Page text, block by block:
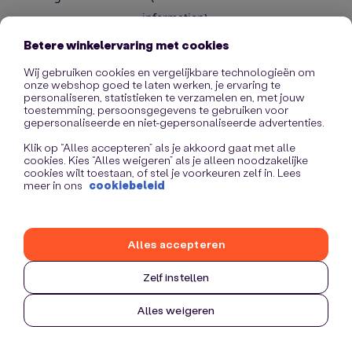
information).
Betere winkelervaring met cookies
Wij gebruiken cookies en vergelijkbare technologieën om
onze webshop goed te laten werken, je ervaring te
personaliseren, statistieken te verzamelen en, met jouw
toestemming, persoonsgegevens te gebruiken voor
gepersonaliseerde en niet-gepersonaliseerde advertenties.
Klik op “Alles accepteren” als je akkoord gaat met alle
cookies. Kies “Alles weigeren” als je alleen noodzakelijke
cookies wilt toestaan, of stel je voorkeuren zelf in. Lees
meer in ons cookiebeleid
Zelf instellen
Alles weigeren
Alles accepteren